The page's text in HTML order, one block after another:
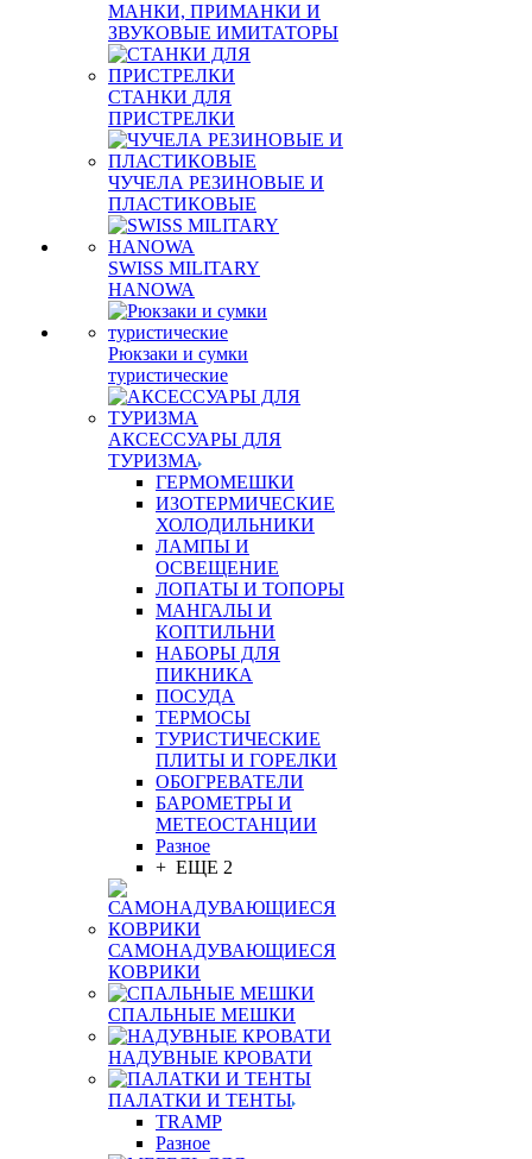
МАНКИ, ПРИМАНКИ И
ЗВУКОВЫЕ ИМИТАТОРЫ
СТАНКИ ДЛЯ
ПРИСТРЕЛКИ
ЧУЧЕЛА РЕЗИНОВЫЕ И
ПЛАСТИКОВЫЕ
SWISS MILITARY
HANOWA
Рюкзаки и сумки
туристические
АКСЕССУАРЫ ДЛЯ
ТУРИЗМА
ГЕРМОМЕШКИ
ИЗОТЕРМИЧЕСКИЕ
ХОЛОДИЛЬНИКИ
ЛАМПЫ И
ОСВЕЩЕНИЕ
ЛОПАТЫ И ТОПОРЫ
МАНГАЛЫ И
КОПТИЛЬНИ
НАБОРЫ ДЛЯ
ПИКНИКА
ПОСУДА
ТЕРМОСЫ
ТУРИСТИЧЕСКИЕ
ПЛИТЫ И ГОРЕЛКИ
ОБОГРЕВАТЕЛИ
БАРОМЕТРЫ И
МЕТЕОСТАНЦИИ
Разное
+ ЕЩЕ 2
САМОНАДУВАЮЩИЕСЯ
КОВРИКИ
СПАЛЬНЫЕ МЕШКИ
НАДУВНЫЕ КРОВАТИ
ПАЛАТКИ И ТЕНТЫ
TRAMP
Разное